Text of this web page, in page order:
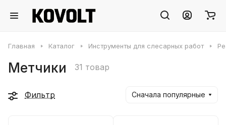
Главная Каталог Инструменты для слесарных работ
Метчики 31 товар
Фильтр Сначала популярные